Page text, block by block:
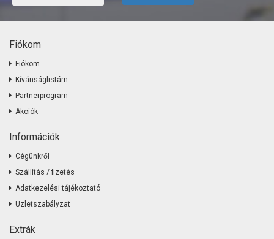
Fiókom
Fiókom
Kívánságlistám
Partnerprogram
Akciók
Információk
Cégünkről
Szállítás / fizetés
Adatkezelési tájékoztató
Üzletszabályzat
Extrák